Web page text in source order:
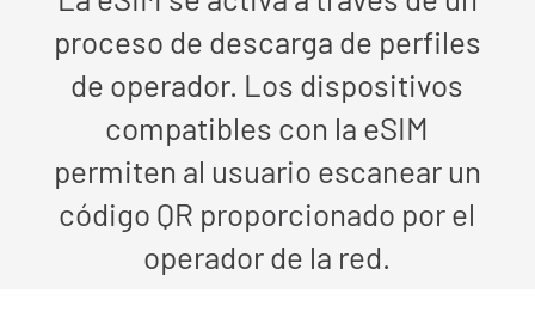
proceso de descarga de perfiles
de operador. Los dispositivos
compatibles con la eSIM
permiten al usuario escanear un
código QR proporcionado por el
operador de la red.